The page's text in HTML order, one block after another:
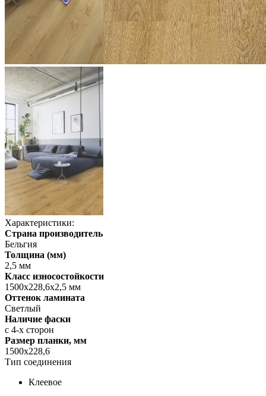
Характеристики:
Страна производитель
Бельгия
Толщина (мм)
2,5 мм
Класс износостойкости
1500x228,6x2,5 мм
Оттенок ламината
Светлый
Наличие фаски
с 4-х сторон
Размер планки, мм
1500x228,6
Тип соединения
Клеевое